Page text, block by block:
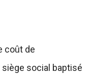
coût de
social baptisé